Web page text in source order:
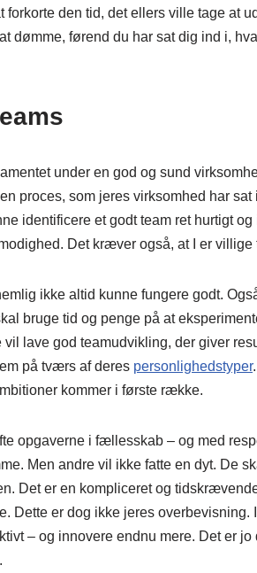
den tid, det ellers ville tage at
dømme, førend du har sat dig ind i,
under en god og sund
proces, som jeres virksomhed har
identificere et godt team ret hurtigt
Det kræver også, at I er villige
ikke altid kunne fungere godt.
bruge tid og penge på at
lave god teamudvikling, der giver
på tværs af deres personlighedstyper
kommer i første række.
opgaverne i fællesskab – og med
Men andre vil ikke fatte en dyt. De
Det er en kompliceret og
Dette er dog ikke jeres overbevisning.
– og innovere endnu mere. Det er